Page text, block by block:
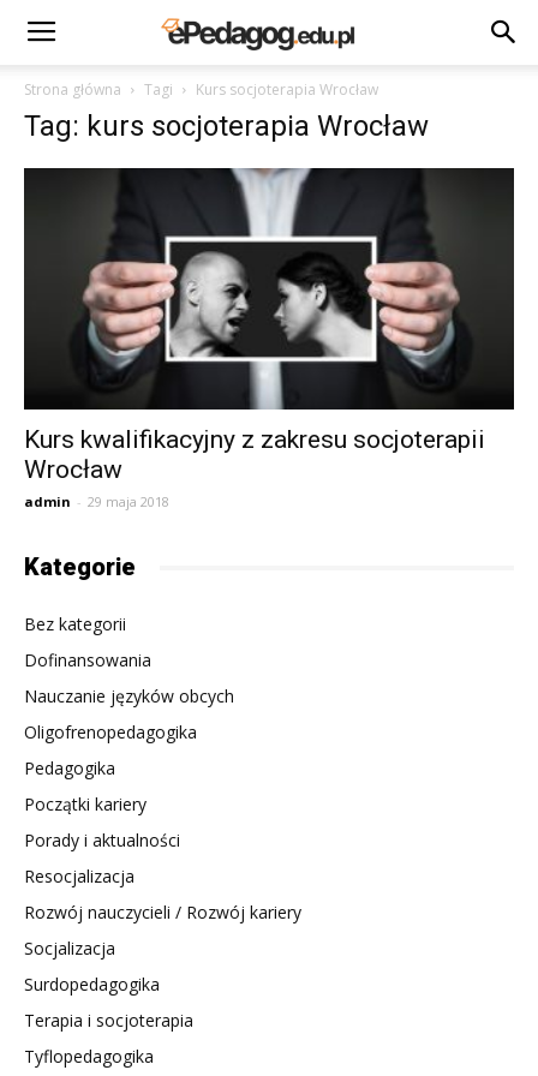
Strona główna Tagi Kurs socjoterapia Wrocław
Tag: kurs socjoterapia Wrocław
Kurs kwalifikacyjny z zakresu socjoterapii
Wrocław
admin - 29 maja 2018
Kategorie
Bez kategorii
Dofinansowania
Nauczanie języków obcych
Oligofrenopedagogika
Pedagogika
Początki kariery
Porady i aktualności
Resocjalizacja
Rozwój nauczycieli / Rozwój kariery
Socjalizacja
Surdopedagogika
Terapia i socjoterapia
Tyflopedagogika